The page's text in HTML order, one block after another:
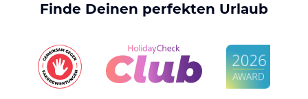
Finde Deinen perfekten Urlaub